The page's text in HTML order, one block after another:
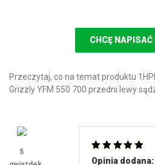
CHCĘ NAPISAĆ
Przeczytaj, co na temat produktu
Grizzly YFM 550 700 przedni lewy
5
Oceniono
Opinia dodana: